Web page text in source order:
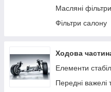
Масляні фільтри
Фільтри салону
Ходова
Елементи
Передні важелі